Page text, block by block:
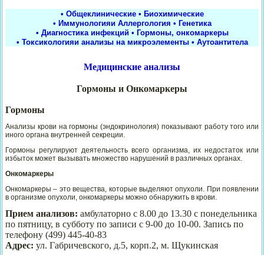
• Общеклинические • Биохимические
• Иммунологияи Аллергология • Генетика
• Диагностика инфекций • Гормоны, онкомаркеры
• Токсикологияи анализы на микроэлементы • Аутоантитела
Медицинские анализы
Гормоны и Онкомаркеры
Гормоны
Анализы крови на гормоны (эндокринология) показывают работу того или
иного органа внутренней секреции.
Гормоны регулируют деятельность всего организма, их недостаток или
избыток может вызывать множество нарушений в различных органах.
Онкомаркеры
Онкомаркеры – это вещества, которые выделяют опухоли. При появлении
в организме опухоли, онкомаркеры можно обнаружить в крови.
Прием анализов: амбулаторно с 8.00 до 13.30 с понедельника
по пятницу, в субботу по записи с 9-00 до 10-00. Запись по
телефону (499) 445-40-83
Адрес: ул. Габричевского, д.5, корп.2, м. Щукинская